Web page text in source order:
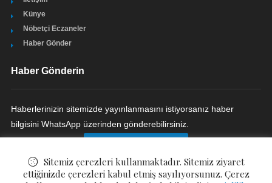
Künye
Nöbetçi Eczaneler
Haber Gönder
Haber Gönderin
Haberlerinizin sitemizde yayınlanmasını istiyorsanız haber
bilgisini WhatsApp üzerinden gönderebilirsiniz.
Sitemiz çerezleri kullanmaktadır. Sitemiz ziyaret
ettiğinizde çerezleri kabul etmiş sayılıyorsunuz. Çerez